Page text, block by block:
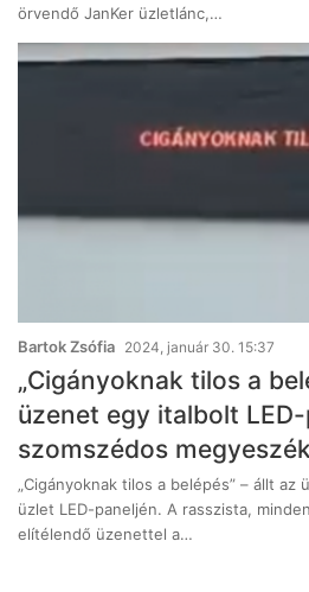
örvendő JanKer üzletlánc,…
Bartok Zsófia 2024, január 30. 15:37
„Cigányoknak tilos a
üzenet egy italbolt
szomszédos
„Cigányoknak tilos a belépés” – állt az
üzlet LED-paneljén. A rasszista,
elítélendő üzenettel a…